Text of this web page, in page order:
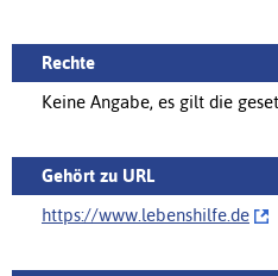
Rechte
Keine Angabe, es gilt die
Gehört zu URL
https://‌www.lebenshilfe.de